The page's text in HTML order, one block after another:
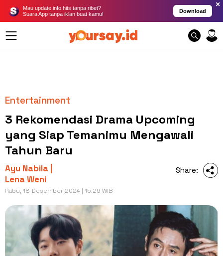
Mau update info hits tanpa ribet?
Suara App tanpa iklan buat kamu!
Download
×
Entertainment
3 Rekomendasi Drama Upcoming
yang Siap Temanimu Mengawali
Tahun Baru
Ayu Nabila |
Lena Weni
Rabu, 18 Desember 2024 | 15:29 WIB
Share: